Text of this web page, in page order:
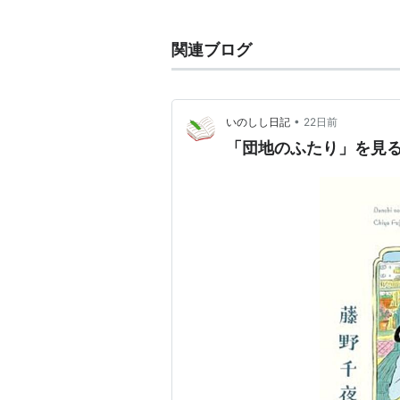
関連ブログ
いのしし日記 • 22日前
「団地のふたり」を見